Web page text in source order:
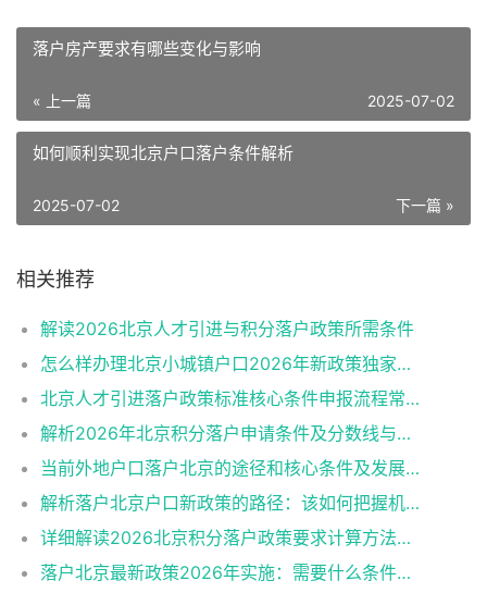
落户房产要求有哪些变化与影响
« 上一篇 2025-07-02
如何顺利实现北京户口落户条件解析
下一篇 »
2025-07-02
相关推荐
解读2026北京人才引进与积分落户政策所需条件
怎么样办理北京小城镇户口2026年新政策独家解读
北京人才引进落户政策标准核心条件申报流程常见误区
解析2026年北京积分落户申请条件及分数线与避坑指南
当前外地户口落户北京的途径和核心条件及发展趋势
解析落户北京户口新政策的路径：该如何把握机遇？
详细解读2026北京积分落户政策要求计算方法申报流程
落户北京最新政策2026年实施：需要什么条件一阅便知